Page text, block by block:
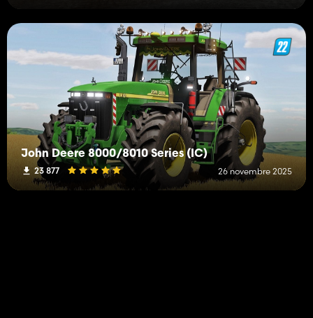
John Deere 8000/8010 Series (IC)
23 877 26 novembre 2025